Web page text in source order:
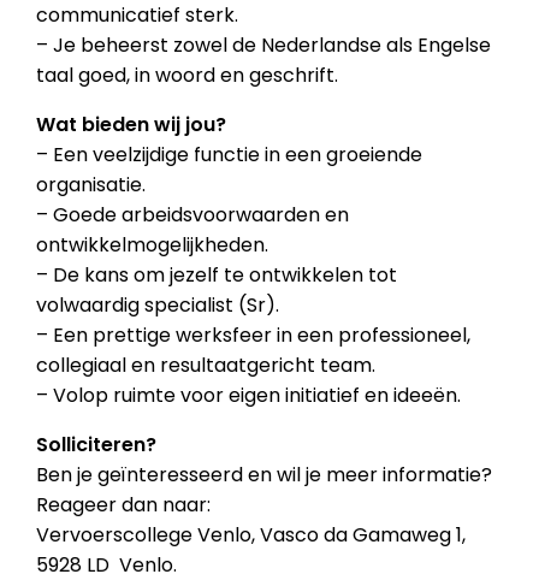
communicatief sterk.
– Je beheerst zowel de Nederlandse als Engelse
taal goed, in woord en geschrift.
Wat bieden wij jou?
– Een veelzijdige functie in een groeiende
organisatie.
– Goede arbeidsvoorwaarden en
ontwikkelmogelijkheden.
– De kans om jezelf te ontwikkelen tot
volwaardig specialist (Sr).
– Een prettige werksfeer in een professioneel,
collegiaal en resultaatgericht team.
– Volop ruimte voor eigen initiatief en ideeën.
Solliciteren?
Ben je geïnteresseerd en wil je meer informatie?
Reageer dan naar:
Vervoerscollege Venlo, Vasco da Gamaweg 1,
5928 LD Venlo.